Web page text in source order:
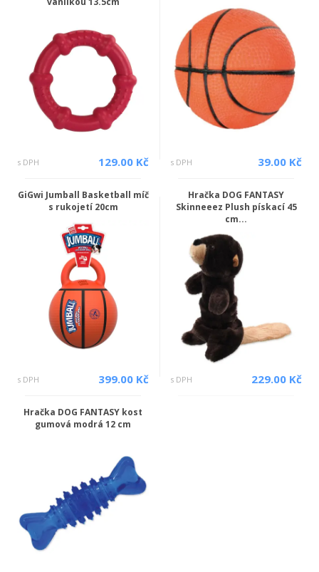
s DPH 129.00 Kč s DPH 39.00 Kč
GiGwi Jumball Basketball míč
s rukojetí 20cm
s DPH 399.00 Kč
Hračka DOG FANTASY
Skinneeez Plush pískací 45
cm...
s DPH 229.00 Kč
Hračka DOG FANTASY kost
gumová modrá 12 cm